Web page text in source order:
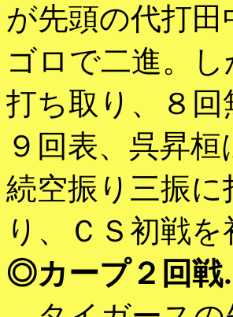
が先頭の代打
ゴロで二進。
打ち取り、８
９回表、呉昇
続空振り三振
り、ＣＳ初戦
◎カープ２回